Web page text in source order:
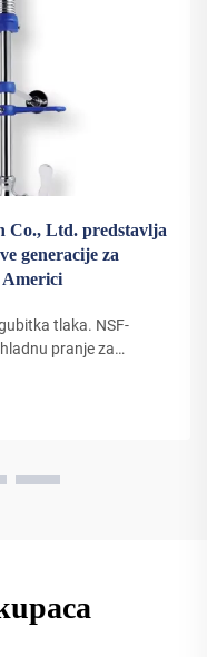
Co., Ltd. predstavlja
generacije za
tlaka. NSF-
pranje za